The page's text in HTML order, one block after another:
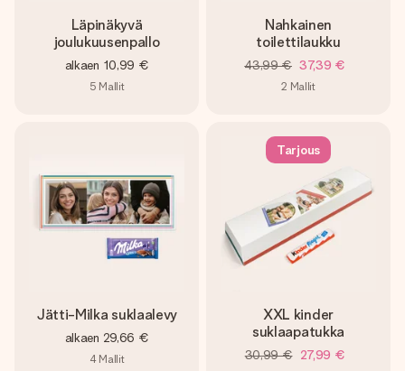
Läpinäkyvä
joulukuusenpallo
alkaen 10,99 €
5 Mallit
Nahkainen
toilettilaukku
43,99 € 37,39 €
2 Mallit
Jätti-Milka suklaalevy
alkaen 29,66 €
4 Mallit
Tarjous
XXL kinder
suklaapatukka
30,99 € 27,99 €